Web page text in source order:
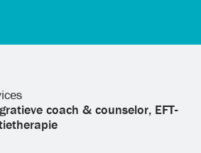
coach & counselor, EFT-